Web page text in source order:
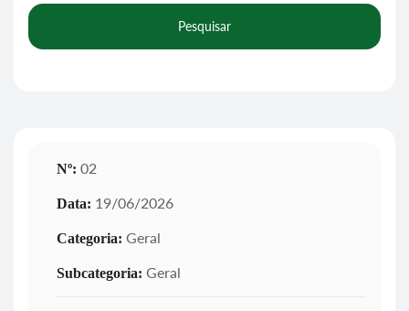
Pesquisar
Nº: 02
Data: 19/06/2026
Categoria: Geral
Subcategoria: Geral